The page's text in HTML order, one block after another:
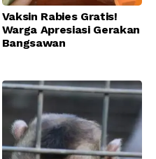
Vaksin Rabies Gratis!
Warga Apresiasi Gerakan
Bangsawan